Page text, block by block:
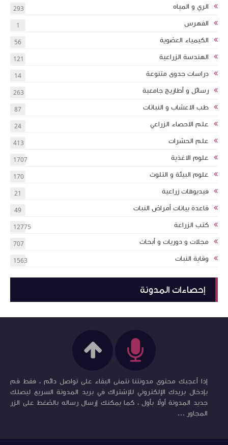
الري و المياه 293
الفهرس 1
الكيمياء العضوية 56
الهندسة الزراعية 121
دراسات جدوى متنوعة 14
رسائل و أطاريج جامعية 263
طب الاعشاب و النباتات 87
علم الاحصاء الزراعي 24
علم الحشرات 413
علوم الاغذية 1707
علوم البيئة و التلوث 170
فيديوهات زراعية 21
قاعدة بيانات أمراض النبات 49
كتب الزراعة 12775
مجلات و دوريات و أبحاث 707
وقاية النبات 1563
إحصاءات المدونة
إذا أعجبك محتوى مدونتنا نتمنى البقاء على تواصل دائم ، فقط قم
بإدخال بريدك الإلكتروني للإشتراك في بريد المدونة السريع ليصلك
جديد المدونة أولاً بأول ، كما يمكنك إرسال رساله بالضغط على الزر
المجاور ...